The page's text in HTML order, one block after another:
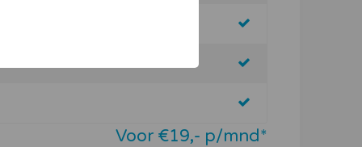
Voor €19,- p/mnd*